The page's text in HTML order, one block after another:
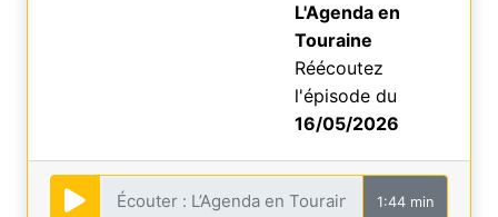
L'Agenda en
Touraine
Réécoutez
l'épisode du
16/05/2026
1:44 min